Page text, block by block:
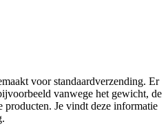
voor standaardverzending. Er
vanwege het gewicht, de
producten. Je vindt deze informatie